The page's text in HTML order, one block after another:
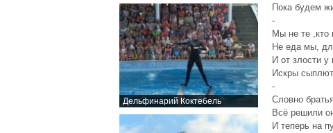
Дельфинарий Коктебель
Пока будем
-
Мы не те ,кто
Не еда мы,
И от злости у
Искры
-
Словно
Всё решили
И теперь на